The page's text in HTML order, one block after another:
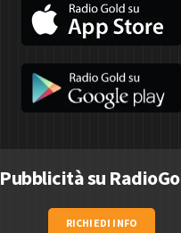
Pubblicità su
RICHIEDI INFO